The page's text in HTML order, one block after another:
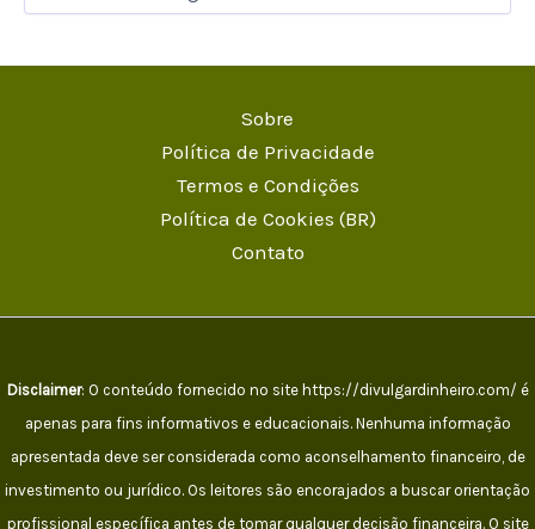
Sobre
Política de Privacidade
Termos e Condições
Política de Cookies (BR)
Contato
Disclaimer: O conteúdo fornecido no site https://divulgardinheiro.com/ é
apenas para fins informativos e educacionais. Nenhuma informação
apresentada deve ser considerada como aconselhamento financeiro, de
investimento ou jurídico. Os leitores são encorajados a buscar orientação
profissional específica antes de tomar qualquer decisão financeira. O site